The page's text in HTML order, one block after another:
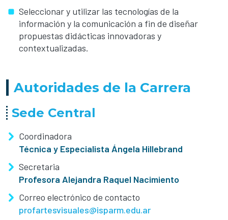
Seleccionar y utilizar las tecnologías de la
información y la comunicación a fin de diseñar
propuestas didácticas innovadoras y
contextualizadas.
Autoridades de la Carrera
Sede Central
Coordinadora
Técnica y Especialista Ángela Hillebrand
Secretaria
Profesora Alejandra Raquel Nacimiento
Correo electrónico de contacto
profartesvisuales@isparm.edu.ar